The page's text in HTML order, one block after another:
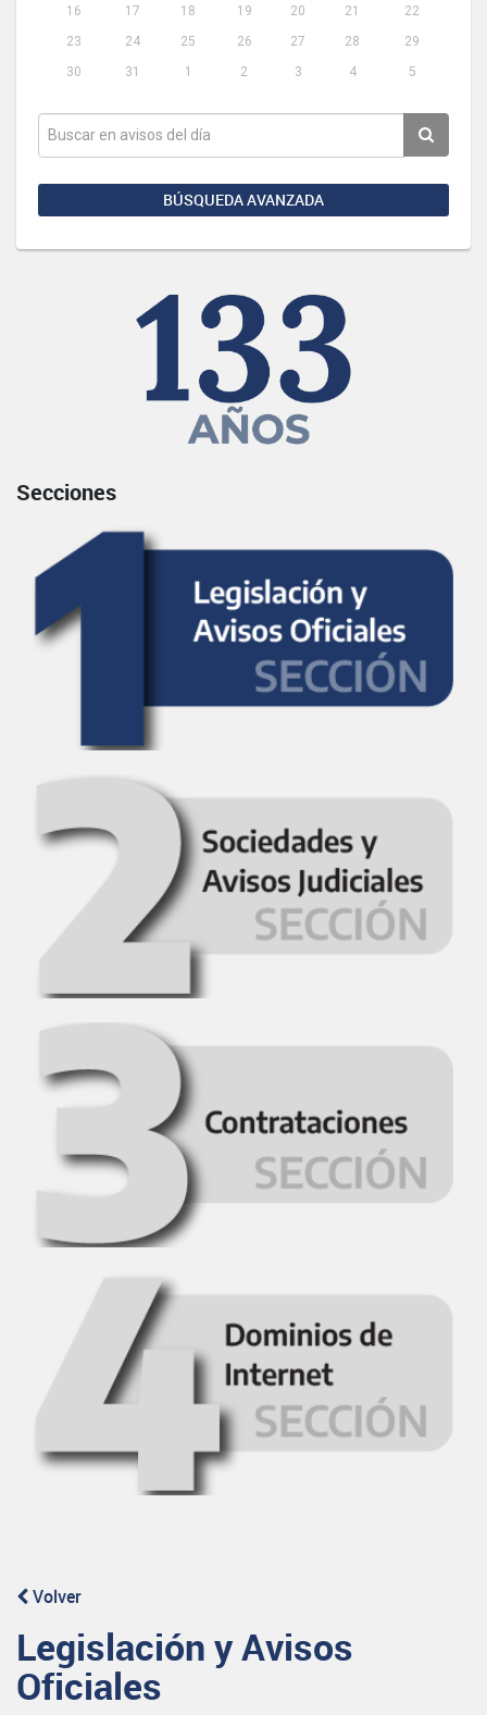
16
17 18 19 20 21
22
23
24 25 26 27 28
29
30
31 1 2 3 4 5
BÚSQUEDA AVANZADA
Secciones
Volver
Legislación y Avisos
Oficiales